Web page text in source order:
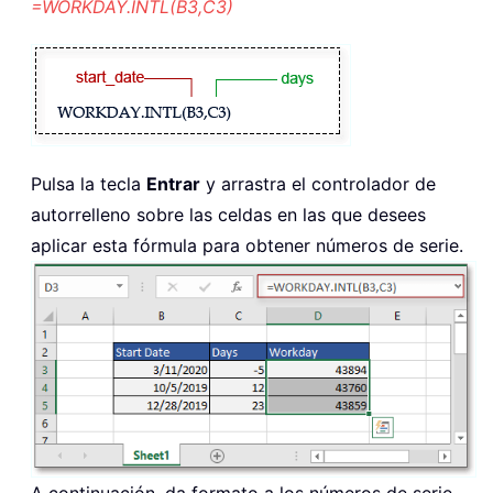
=WORKDAY.INTL(B3,C3)
Pulsa la tecla Entrar y arrastra el controlador de
autorrelleno sobre las celdas en las que desees
aplicar esta fórmula para obtener números de serie.